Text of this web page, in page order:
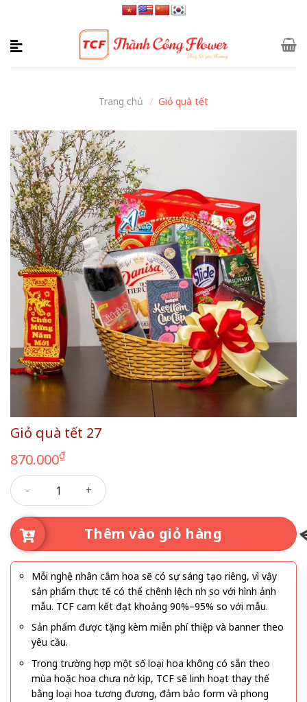
content
Trang chủ / Giỏ quà tết
Giỏ quà tết 27
870.000₫
Giỏ quà tết 27 số lượng
Thêm vào giỏ hàng
Mỗi nghệ nhân cắm hoa sẽ có sự sáng tạo riêng, vì vậy
sản phẩm thực tế có thể chênh lệch nhẹ so với hình ảnh
mẫu. TCF cam kết đạt khoảng 90%–95% so với mẫu.
Sản phẩm được tặng kèm miễn phí thiệp và banner theo
yêu cầu.
Trong trường hợp một số loại hoa không có sẵn theo
mùa hoặc hoa chưa nở kịp, TCF sẽ linh hoạt thay thế
bằng loại hoa tương đương, đảm bảo form và phong